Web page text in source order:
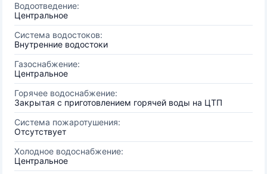
Водоотведение:
Центральное
Система водостоков:
Внутренние водостоки
Газоснабжение:
Центральное
Горячее водоснабжение:
Закрытая с приготовлением горячей воды на ЦТП
Система пожаротушения:
Отсутствует
Холодное водоснабжение:
Центральное